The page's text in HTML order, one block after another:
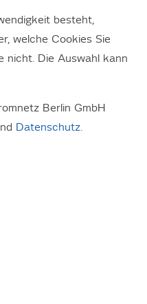
Abenteuer. Das
Mal durch
einen Draht zur Technik
Themen auch
und Bildungshaus in
der Projektwoche der
besteht,
welche Cookies Sie
nicht. Die Auswahl kann
Berlin GmbH
Datenschutz.